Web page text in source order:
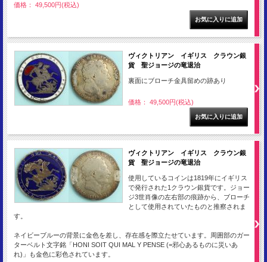
価格： 49,500円(税込)
ヴィクトリアン イギリス クラウン銀
貨 聖ジョージの竜退治
裏面にブローチ金具留めの跡あり
価格： 49,500円(税込)
ヴィクトリアン イギリス クラウン銀
貨 聖ジョージの竜退治
使用しているコインは1819年にイギリス
で発行された1クラウン銀貨です。ジョー
ジ3世肖像の左右部の痕跡から、ブローチ
として使用されていたものと推察されま
す。
ネイビーブルーの背景に金色を差し、存在感を際立たせています。周囲部のガー
ターベルト文字銘「HONI SOIT QUI MAL Y PENSE (=邪心あるものに災いあ
れ)」も金色に彩色されています。